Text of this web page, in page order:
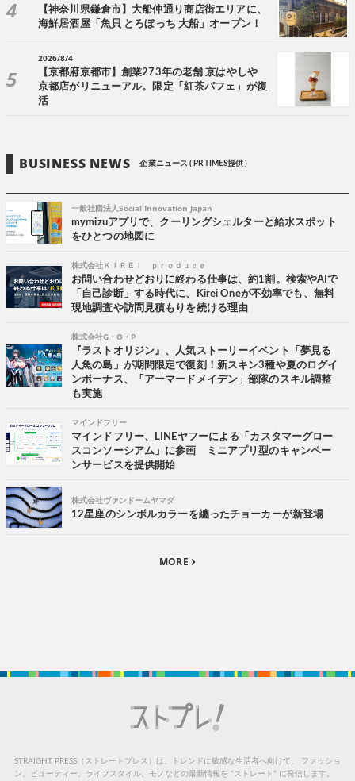
【神奈川県鎌倉市】大船仲通り商店街エリアに、
海鮮居酒屋「魚貝 とろぼっち 大船」オープン！
2026/8/4
【京都府京都市】創業273年の老舗 京はやしや
京都店がリニューアル。限定「紅茶パフェ」が復
活
BUSINESS NEWS 企業ニュース ( PR TIMES提供 )
一般社団法人Social Innovation Japan
mymizuアプリで、クーリングシェルターと給水スポット
をひとつの地図に
株式会社ＫＩＲＥＩ ｐｒｏｄｕｃｅ
お問い合わせどおりに終わる仕事は、約1割。検索やAIで
「自己診断」する時代に、Kirei Oneが不効率でも、無料
現地調査や訪問見積もりを続ける理由
株式会社G・O・P
『ラストオリジン』、人気ストーリーイベント「夢見る
人魚の島」が期間限定で復刻！新スキン3種や夏のログイ
ンボーナス、「アーマードメイデン」部隊のスキル調整
も実施
マインドフリー
マインドフリー、LINEヤフーによる「カスタマーグロー
スコンソーシアム」に参画 ミニアプリ型のキャンペー
ンサービスを提供開始
株式会社ヴァンドームヤマダ
12星座のシンボルカラーを纏ったチョーカーが新登場
MORE
STRAIGHT PRESS（ストレートプレス）は、トレンドに敏感な生活者へ向けて、
ファッショ
ン、ビューティー、ライフスタイル、モノなどの最新情報を “ストレート” に発信します。